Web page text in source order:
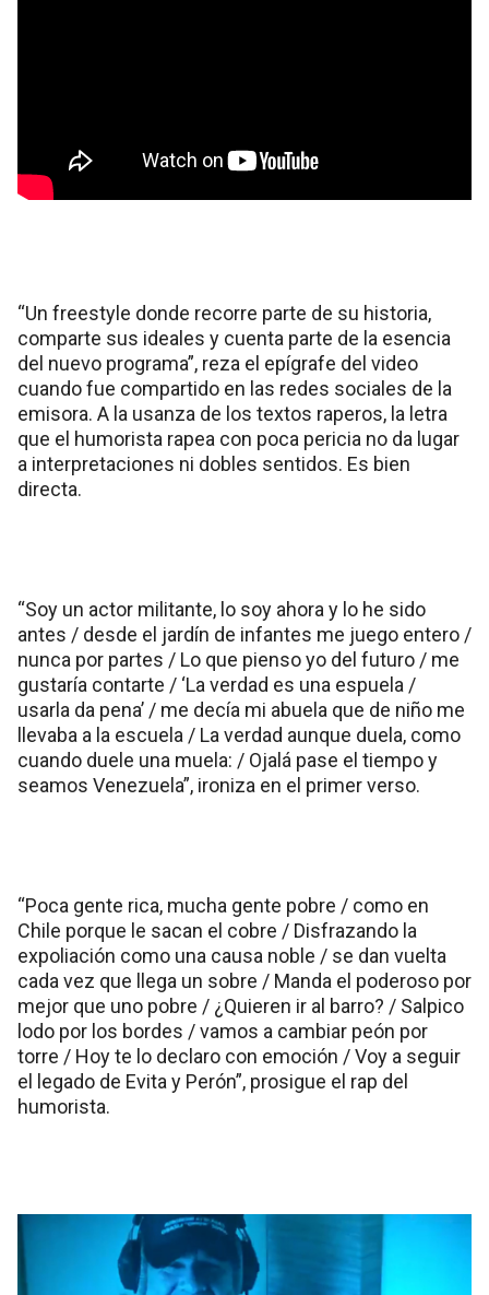
“Un freestyle donde recorre parte de su historia,
comparte sus ideales y cuenta parte de la esencia
del nuevo programa”, reza el epígrafe del video
cuando fue compartido en las redes sociales de la
emisora. A la usanza de los textos raperos, la letra
que el humorista rapea con poca pericia no da lugar
a interpretaciones ni dobles sentidos. Es bien
directa.
“Soy un actor militante, lo soy ahora y lo he sido
antes / desde el jardín de infantes me juego entero /
nunca por partes / Lo que pienso yo del futuro / me
gustaría contarte / ‘La verdad es una espuela /
usarla da pena’ / me decía mi abuela que de niño me
llevaba a la escuela / La verdad aunque duela, como
cuando duele una muela: / Ojalá pase el tiempo y
seamos Venezuela”, ironiza en el primer verso.
“Poca gente rica, mucha gente pobre / como en
Chile porque le sacan el cobre / Disfrazando la
expoliación como una causa noble / se dan vuelta
cada vez que llega un sobre / Manda el poderoso por
mejor que uno pobre / ¿Quieren ir al barro? / Salpico
lodo por los bordes / vamos a cambiar peón por
torre / Hoy te lo declaro con emoción / Voy a seguir
el legado de Evita y Perón”, prosigue el rap del
humorista.